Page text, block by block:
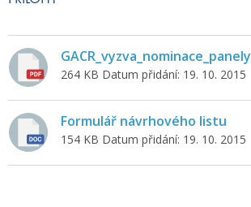
GACR_vyzva_nominace_panely
264 KB Datum přidání: 19. 10. 2015
Formulář návrhového listu
154 KB Datum přidání: 19. 10. 2015